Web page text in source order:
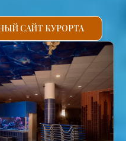
САЙТ КУРОРТА